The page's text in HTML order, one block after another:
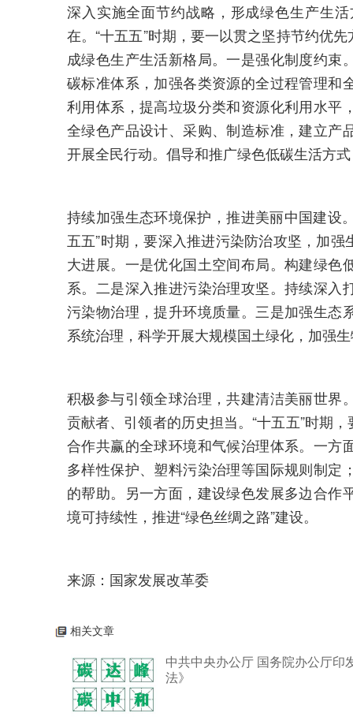
深入实施全面节约战略，形成绿色生产生
在。“十五五”时期，要一以贯之坚持节约优
成绿色生产生活新格局。一是强化制度约
碳标准体系，加强各类资源的全过程管理和
利用体系，提高垃圾分类和资源化利用水平
全绿色产品设计、采购、制造标准，建立产
开展全民行动。倡导和推广绿色低碳生活方
持续加强生态环境保护，推进美丽中国建设
五五”时期，要深入推进污染防治攻坚，加
大进展。一是优化国土空间布局。构建绿色
系。二是深入推进污染治理攻坚。持续深入
污染物治理，提升环境质量。三是加强生态
系统治理，科学开展大规模国土绿化，加强
积极参与引领全球治理，共建清洁美丽世界
贡献者、引领者的历史担当。“十五五”时期
合作共赢的全球环境和气候治理体系。一方
多样性保护、塑料污染治理等国际规则制定
的帮助。另一方面，建设绿色发展多边合作
境可持续性，推进“绿色丝绸之路”建设。
来源：国家发展改革委
相关文章
中共中央办公厅 国务院办公厅印
法》